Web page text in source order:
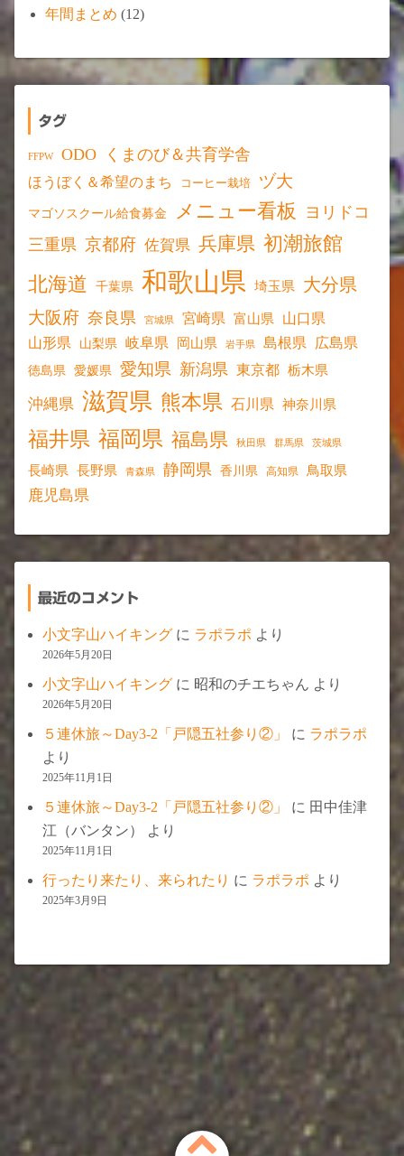
年間まとめ (12)
タグ
FFPW ODO くまのび＆共育学舎
ほうぼく＆希望のまち コーヒー栽培 ヅ大
マゴソスクール給食募金 メニュー看板
ヨリドコ
三重県 京都府 佐賀県 兵庫県 初潮旅館
北海道
千葉県 和歌山県 埼玉県 大分県
大阪府 奈良県 宮城県 宮崎県 富山県 山口県
山形県 山梨県 岐阜県 岡山県 岩手県 島根県 広島県
徳島県 愛媛県 愛知県 新潟県 東京都 栃木県
沖縄県 滋賀県 熊本県 石川県 神奈川県
福井県 福岡県 福島県 秋田県 群馬県 茨城県
長崎県 長野県 青森県 静岡県 香川県 高知県 鳥取県
鹿児島県
最近のコメント
小文字山ハイキング に ラポラポ より
2026年5月20日
小文字山ハイキング に 昭和のチエちゃん より
2026年5月20日
５連休旅～Day3-2「戸隠五社参り②」 に ラポラポ
より
2025年11月1日
５連休旅～Day3-2「戸隠五社参り②」 に 田中佳津
江（バンタン）
より
2025年11月1日
行ったり来たり、来られたり に ラポラポ より
2025年3月9日